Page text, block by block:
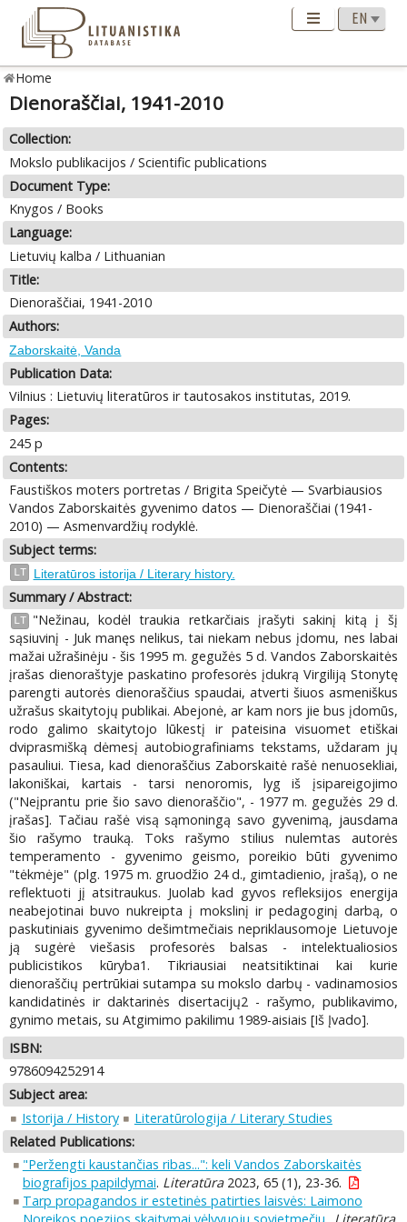
Home
Dienoraščiai, 1941-2010
Collection:
Mokslo publikacijos / Scientific publications
Document Type:
Knygos / Books
Language:
Lietuvių kalba / Lithuanian
Title:
Dienoraščiai, 1941-2010
Authors:
Zaborskaitė, Vanda
Publication Data:
Vilnius : Lietuvių literatūros ir tautosakos institutas, 2019.
Pages:
245 p
Contents:
Faustiškos moters portretas / Brigita Speičytė — Svarbiausios
Vandos Zaborskaitės gyvenimo datos — Dienoraščiai (1941-
2010) — Asmenvardžių rodyklė.
Subject terms:
LT Literatūros istorija / Literary history.
Summary / Abstract:
LT
"Nežinau, kodėl traukia retkarčiais įrašyti sakinį kitą į šį
sąsiuvinį - Juk manęs nelikus, tai niekam nebus įdomu, nes labai
mažai užrašinėju - šis 1995 m. gegužės 5 d. Vandos Zaborskaitės
įrašas dienoraštyje paskatino profesorės įdukrą Virgiliją Stonytę
parengti autorės dienoraščius spaudai, atverti šiuos asmeniškus
užrašus skaitytojų publikai. Abejonė, ar kam nors jie bus įdomūs,
rodo galimo skaitytojo lūkestį ir pateisina visuomet etiškai
dviprasmišką dėmesį autobiografiniams tekstams, uždaram jų
pasauliui. Tiesa, kad dienoraščius Zaborskaitė rašė nenuosekliai,
lakoniškai, kartais - tarsi nenoromis, lyg iš įsipareigojimo
("Neįprantu prie šio savo dienoraščio", - 1977 m. gegužės 29 d.
įrašas]. Tačiau rašė visą sąmoningą savo gyvenimą, jausdama
šio rašymo trauką. Toks rašymo stilius nulemtas autorės
temperamento - gyvenimo geismo, poreikio būti gyvenimo
"tėkmėje" (plg. 1975 m. gruodžio 24 d., gimtadienio, įrašą), o ne
reflektuoti jį atsitraukus. Juolab kad gyvos refleksijos energija
neabejotinai buvo nukreipta į mokslinį ir pedagoginį darbą, o
paskutiniais gyvenimo dešimtmečiais nepriklausomoje Lietuvoje
ją sugėrė viešasis profesorės balsas - intelektualiosios
publicistikos kūryba1. Tikriausiai neatsitiktinai kai kurie
dienoraščių pertrūkiai sutampa su mokslo darbų - vadinamosios
kandidatinės ir daktarinės disertacijų2 - rašymo, publikavimo,
gynimo metais, su Atgimimo pakilimu 1989-aisiais [Iš Įvado].
ISBN:
9786094252914
Subject area:
Istorija / History
Literatūrologija / Literary Studies
Related Publications:
"Peržengti kaustančias ribas...": keli Vandos Zaborskaitės
biografijos papildymai. Literatūra2023, 65 (1), 23-36.
Tarp propagandos ir estetinės patirties laisvės: Laimono